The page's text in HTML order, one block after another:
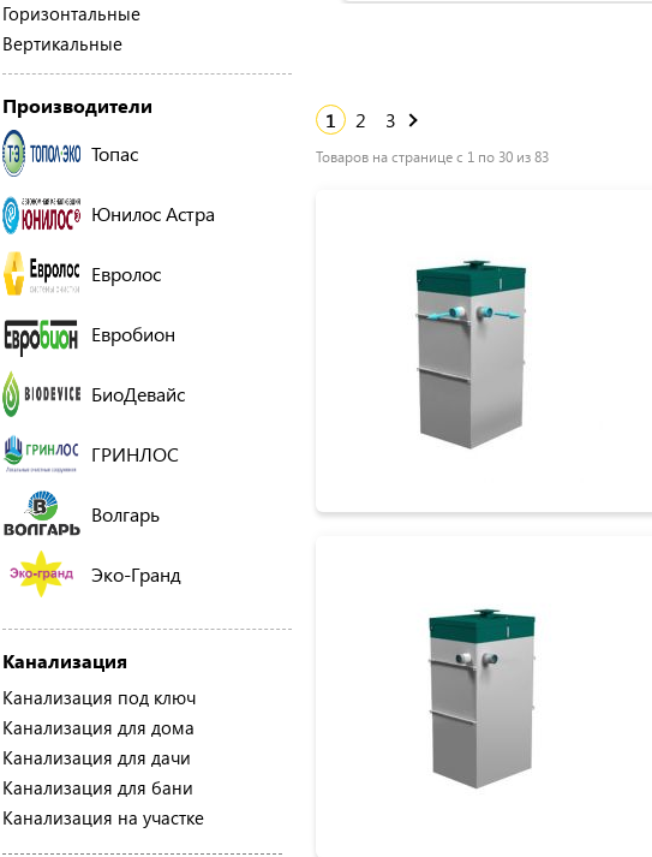
Горизонтальные
Вертикальные
Производители
Топас
Юнилос Астра
Евролос
Евробион
БиоДевайс
ГРИНЛОС
Волгарь
Эко-Гранд
Канализация
Канализация под ключ
Канализация для дома
Канализация для дачи
Канализация для бани
Канализация на участке
1 2 3
Товаров на странице с 1 по 30 из 83